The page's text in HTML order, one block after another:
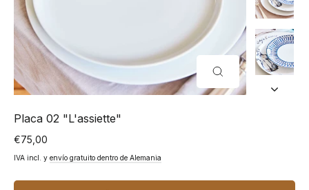
CERRAR
(ESC)
Placa 02 "L'assiette"
Precio
normal
€75,00
IVA incl. y envío gratuito dentro de Alemania